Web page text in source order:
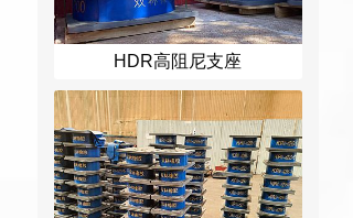
HDR高阻尼支座